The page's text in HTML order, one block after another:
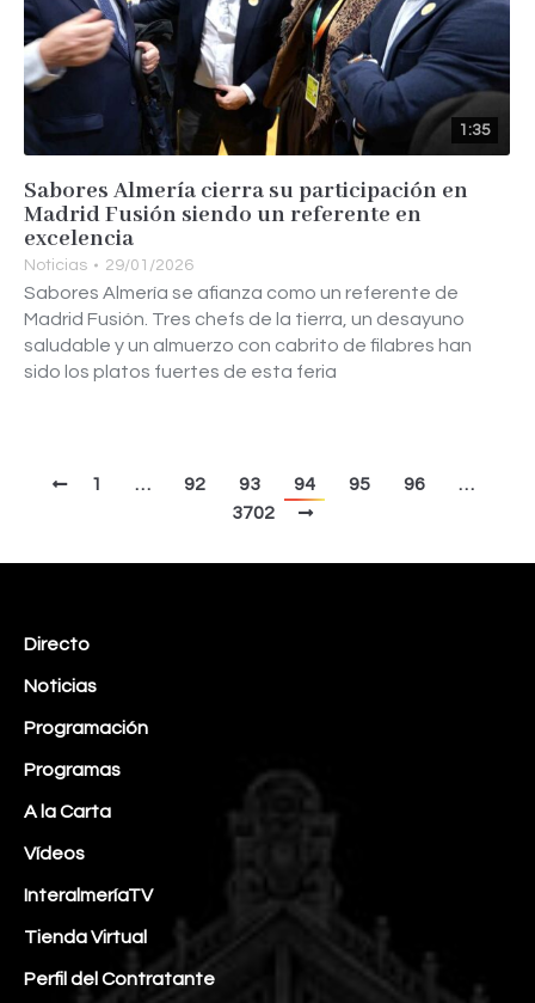
1:35
Sabores Almería cierra su participación en
Madrid Fusión siendo un referente en
excelencia
Noticias 29/01/2026
Sabores Almería se afianza como un referente de
Madrid Fusión. Tres chefs de la tierra, un desayuno
saludable y un almuerzo con cabrito de filabres han
sido los platos fuertes de esta feria
1 … 92 93 94 95 96
…
3702
Directo
Noticias
Programación
Programas
A la Carta
Vídeos
InteralmeríaTV
Tienda Virtual
Perfil del Contratante